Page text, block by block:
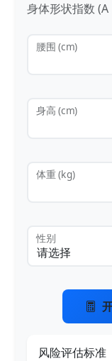
身体形状指数
腰围 (cm)
身高 (cm)
体重 (kg)
性别
风险评估标准